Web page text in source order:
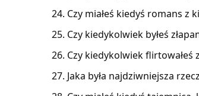
Czy miałeś kiedyś romans z
Czy kiedykolwiek byłeś
Czy kiedykolwiek flirtowałeś
Jaka była najdziwniejsza